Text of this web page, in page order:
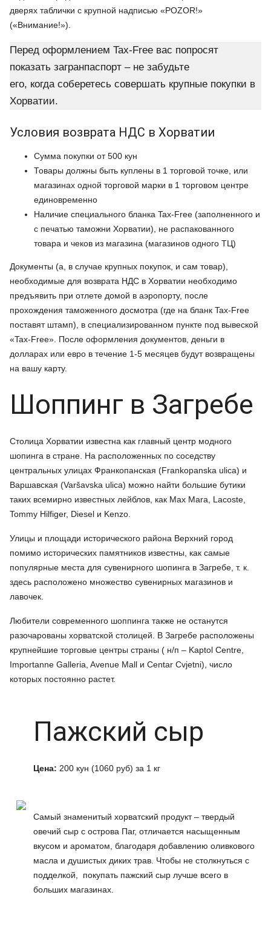
дверях таблички с крупной надписью «POZOR!»
(«Внимание!»).
Перед оформлением Tax-Free вас попросят
показать загранпаспорт – не забудьте
его, когда соберетесь совершать крупные покупки в
Хорватии.
Условия возврата НДС в Хорватии
Сумма покупки от 500 кун
Товары должны быть куплены в 1 торговой точке, или
магазинах одной торговой марки в 1 торговом центре
единовременно
Наличие специального бланка Tax-Free (заполненного и
с печатью таможни Хорватии), не распакованного
товара и чеков из магазина (магазинов одного ТЦ)
Документы (а, в случае крупных покупок, и сам товар),
необходимые для возврата НДС в Хорватии необходимо
предъявить при отлете домой в аэропорту, после
прохождения таможенного досмотра (где на бланк Tax-Free
поставят штамп), в специализированном пункте под вывеской
«Tax-Free». После оформления документов, деньги в
долларах или евро в течение 1-5 месяцев будут возвращены
на вашу карту.
Шоппинг в Загребе
Столица Хорватии известна как главный центр модного
шопинга в стране. На расположенных по соседству
центральных улицах Франкопанская (Frankopanska ulica) и
Варшавская (Varšavska ulica) можно найти большие бутики
таких всемирно известных лейблов, как Max Mara, Lacoste,
Tommy Hilfiger, Diesel и Kenzo.
Улицы и площади исторического района Верхний город
помимо исторических памятников известны, как самые
популярные места для сувенирного шопинга в Загребе, т. к.
здесь расположено множество сувенирных магазинов и
лавочек.
Любители современного шоппинга также не останутся
разочарованы хорватской столицей. В Загребе расположены
крупнейшие торговые центры страны ( н/п – Kaptol Centre,
Importanne Galleria, Avenue Mall и Centar Cvjetni), число
которых постоянно растет.
Пажский сыр
Цена: 200 кун (1060 руб) за 1 кг
Самый знаменитый хорватский продукт – твердый
овечий сыр с острова Паг, отличается насыщенным
вкусом и ароматом, благодаря добавлению оливкового
масла и душистых диких трав. Чтобы не столкнуться с
подделкой, покупать пажский сыр лучше всего в
больших магазинах.